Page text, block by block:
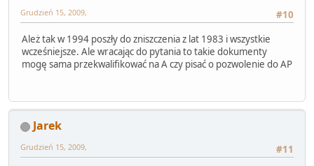
#10
Grudzień 15, 2009,
Ależ tak w 1994 poszły do zniszczenia z lat 1983 i wszystkie
wcześniejsze. Ale wracając do pytania to takie dokumenty
mogę sama przekwalifikować na A czy pisać o pozwolenie do AP
Jarek
#11
Grudzień 15, 2009,